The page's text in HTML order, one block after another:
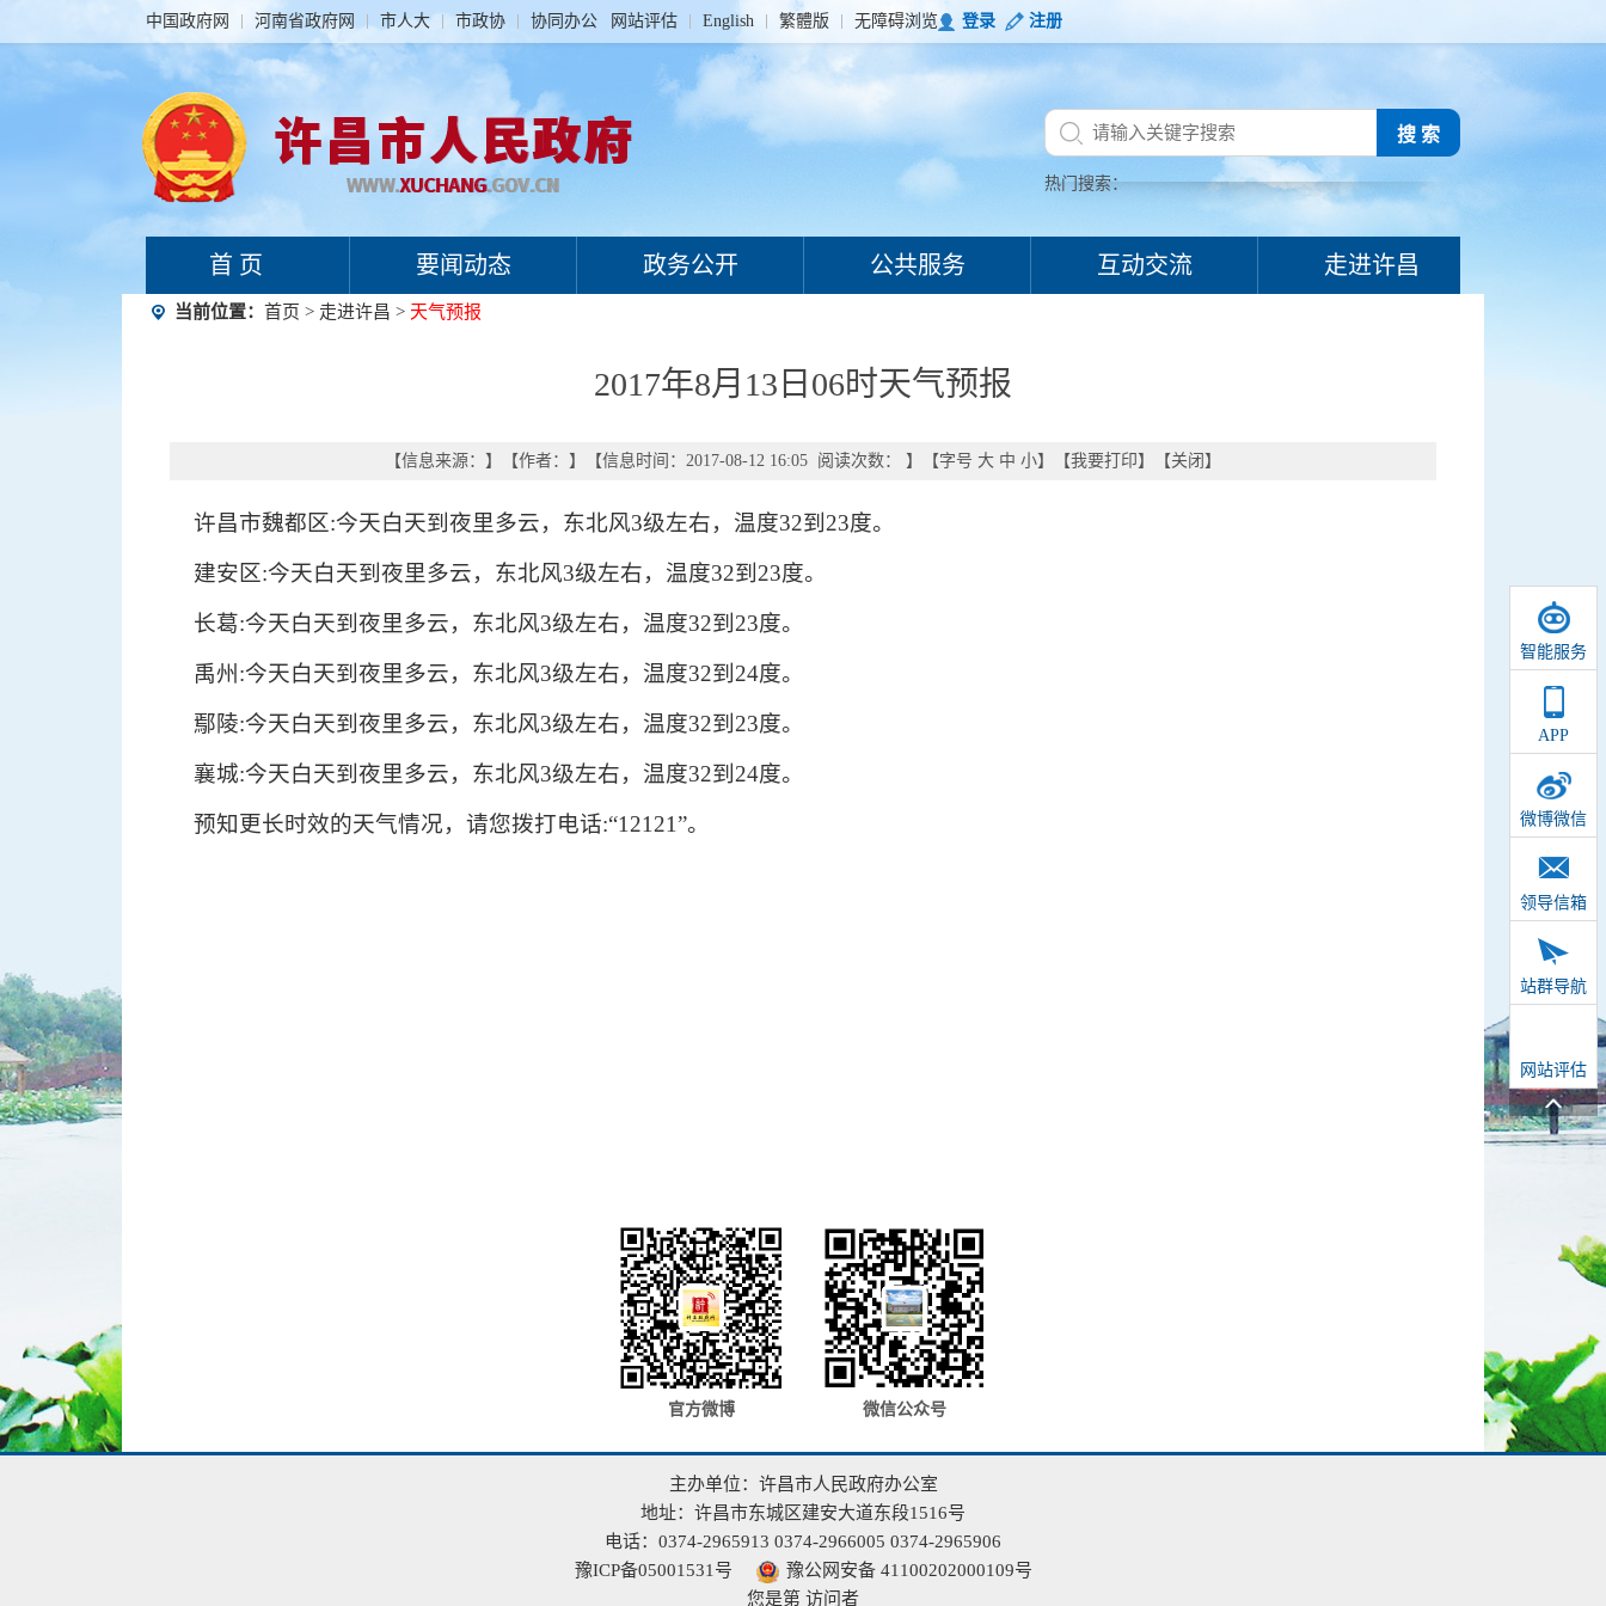
中国政府网 河南省政府网 市人大 市政协 协同办公 网站评估 English 繁體版 无障碍浏览 登录 注册
搜 索
热门搜索：
首 页 要闻动态 政务公开 公共服务 互动交流 走进许昌
智能服务
APP
微博微信
领导信箱
站群导航
网站评估
当前位置： 首页 > 走进许昌 > 天气预报
2017年8月13日06时天气预报
【信息来源： 】 【作者： 】 【信息时间：2017-08-12 16:05 阅读次数： 】【字号 大 中 小】【我要打印】【关闭 】
许昌市魏都区:今天白天到夜里多云，东北风3级左右，温度32到23度。
建安区:今天白天到夜里多云，东北风3级左右，温度32到23度。
长葛:今天白天到夜里多云，东北风3级左右，温度32到23度。
禹州:今天白天到夜里多云，东北风3级左右，温度32到24度。
鄢陵:今天白天到夜里多云，东北风3级左右，温度32到23度。
襄城:今天白天到夜里多云，东北风3级左右，温度32到24度。
预知更长时效的天气情况，请您拨打电话:“12121”。
官方微博 微信公众号
主办单位：许昌市人民政府办公室
地址：许昌市东城区建安大道东段1516号
电话：0374-2965913 0374-2966005 0374-2965906
豫ICP备05001531号
豫公网安备 41100202000109号
您是第 访问者